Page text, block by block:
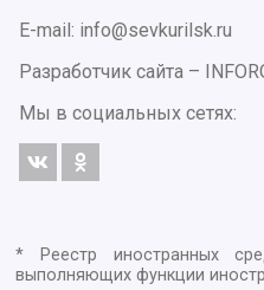
E-mail: info@sevkurilsk.ru
Разработчик сайта –
Мы в социальных сетях:
* Реестр иностранных
выполняющих функции